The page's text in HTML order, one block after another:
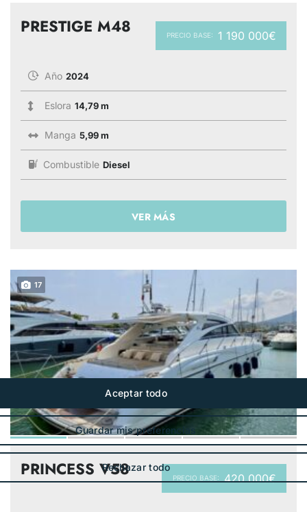
PRECIO BASE: 1 190 000€
PRESTIGE M48
Año 2024
Eslora 14,79 m
Manga 5,99 m
Combustible Diesel
VER MÁS
17
PRECIO BASE: 420 000€
PRINCESS V58